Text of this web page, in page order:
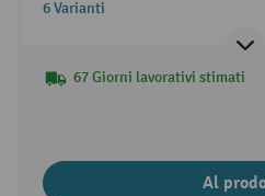
6 Varianti
67 Giorni lavorativi stimati
Al